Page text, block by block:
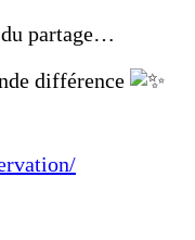
du partage…
différence